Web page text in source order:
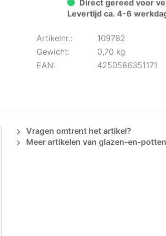
Direct gereed voor
Levertijd ca. 4-6
Artikelnr.:
109782
Gewicht:
0,70 kg
EAN:
4250586351171
Vragen omtrent het artikel?
Meer artikelen van glazen-en-